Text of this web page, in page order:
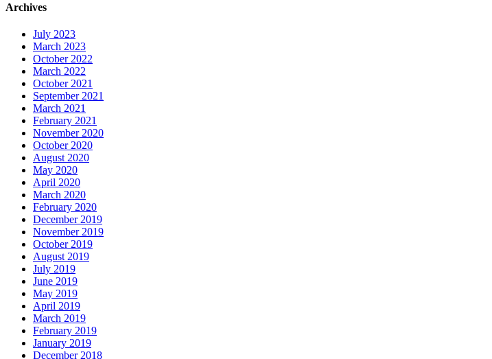
Archives
July 2023
March 2023
October 2022
March 2022
October 2021
September 2021
March 2021
February 2021
November 2020
October 2020
August 2020
May 2020
April 2020
March 2020
February 2020
December 2019
November 2019
October 2019
August 2019
July 2019
June 2019
May 2019
April 2019
March 2019
February 2019
January 2019
December 2018